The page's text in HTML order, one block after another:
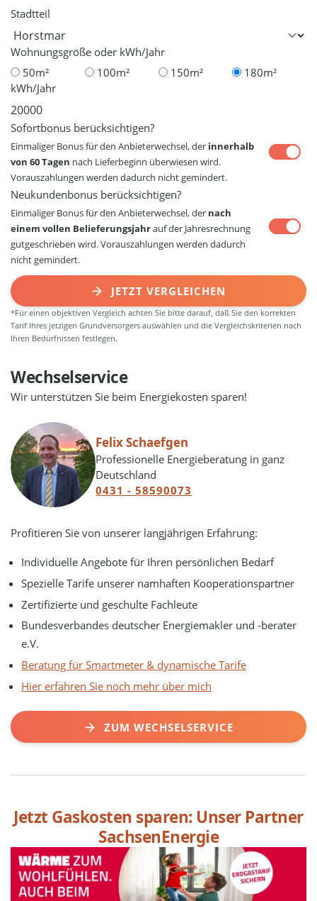
Stadtteil
Wohnungsgröße oder kWh/Jahr
50m²
100m² 150m²
180m²
kWh/Jahr
Sofortbonus berücksichtigen?
Einmaliger Bonus für den Anbieterwechsel, der innerhalb
von 60 Tagen nach Lieferbeginn überwiesen wird.
Vorauszahlungen werden dadurch nicht gemindert.
Neukundenbonus berücksichtigen?
Einmaliger Bonus für den Anbieterwechsel, der nach
einem vollen Belieferungsjahrauf der Jahresrechnung
gutgeschrieben wird. Vorauszahlungen werden dadurch
nicht gemindert.
JETZT VERGLEICHEN
*Für einen objektiven Vergleich achten Sie bitte darauf, daß Sie den korrekten
Tarif Ihres jetzigen Grundversorgers auswählen und die Vergleichskriterien nach
Ihren Bedürfnissen festlegen.
Wechselservice
Wir unterstützen Sie beim Energiekosten sparen!
Felix Schaefgen
Professionelle Energieberatung in ganz
Deutschland
0431 - 58590073
Profitieren Sie von unserer langjährigen Erfahrung:
Individuelle Angebote für Ihren persönlichen Bedarf
Spezielle Tarife unserer namhaften Kooperationspartner
Zertifizierte und geschulte Fachleute
Bundesverbandes deutscher Energiemakler und -berater
e.V.
Beratung für Smartmeter & dynamische Tarife
Hier erfahren Sie noch mehr über mich
ZUM WECHSELSERVICE
Jetzt Gaskosten sparen: Unser Partner
SachsenEnergie